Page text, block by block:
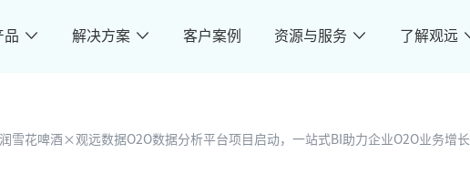
品 解决方案 客户案例 资源与服务 了解观远
雪花啤酒×观远数据O2O数据分析平台项目启动，一站式BI助力企业O2O业务增长